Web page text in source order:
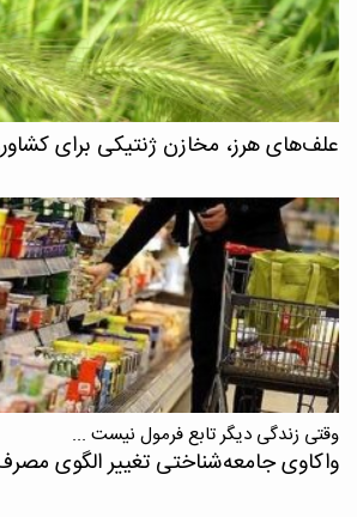
علف‌های هرز، مخازن ژنتیکی برای
وقتی زندگی دیگر تابع فرمول نیست ...
واکاوی جامعه‌شناختی تغییر الگوی مصرف در